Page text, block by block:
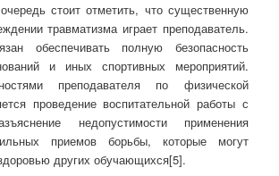
стоит отметить, что существенную
травматизма играет преподаватель.
обеспечивать полную безопасность
и иных спортивных мероприятий.
преподавателя по физической
проведение воспитательной работы с
недопустимости применения
приемов борьбы, которые могут
других обучающихся[5].